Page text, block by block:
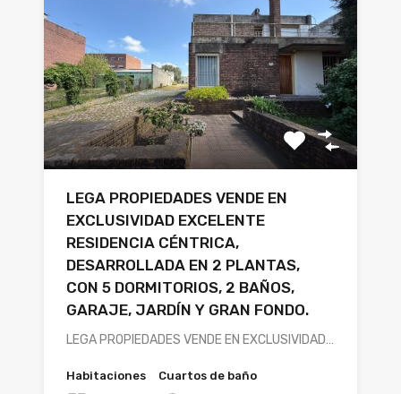
LEGA PROPIEDADES VENDE EN
EXCLUSIVIDAD EXCELENTE
RESIDENCIA CÉNTRICA,
DESARROLLADA EN 2 PLANTAS,
CON 5 DORMITORIOS, 2 BAÑOS,
GARAJE, JARDÍN Y GRAN FONDO.
LEGA PROPIEDADES VENDE EN EXCLUSIVIDAD…
Habitaciones Cuartos de baño